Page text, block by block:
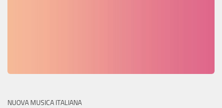
NUOVA MUSICA ITALIANA